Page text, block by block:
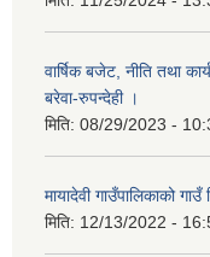
वार्षिक बजेट, नीति तथा
बरेवा-रुपन्देही ।
मिति: 08/29/2023 -
मायादेवी गाउँपालिकाको
मिति: 12/13/2022 -